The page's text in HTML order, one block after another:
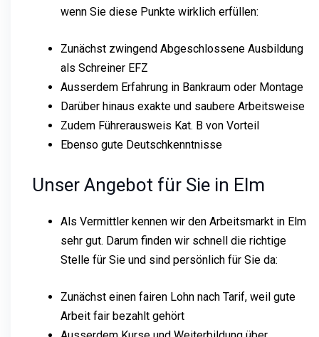
wenn Sie diese Punkte wirklich erfüllen:
Zunächst zwingend Abgeschlossene Ausbildung
als Schreiner EFZ
Ausserdem Erfahrung in Bankraum oder Montage
Darüber hinaus exakte und saubere Arbeitsweise
Zudem Führerausweis Kat. B von Vorteil
Ebenso gute Deutschkenntnisse
Unser Angebot für Sie in Elm
Als Vermittler kennen wir den Arbeitsmarkt in Elm
sehr gut. Darum finden wir schnell die richtige
Stelle für Sie und sind persönlich für Sie da:
Zunächst einen fairen Lohn nach Tarif, weil gute
Arbeit fair bezahlt gehört